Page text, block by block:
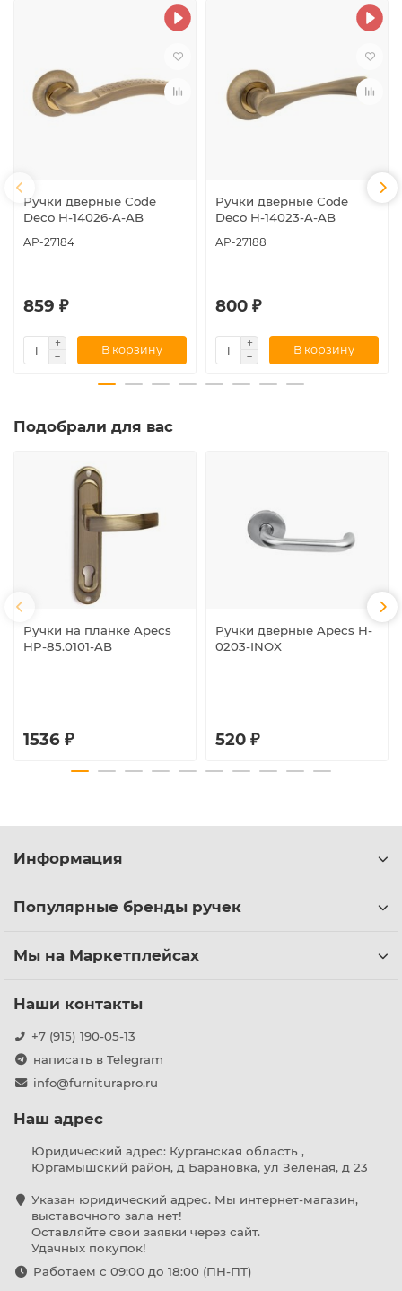
Ручки дверные Code
Deco H-14026-A-AB
AP-27184
859 ₽
В корзину
Ручки дверные Code
Deco H-14023-A-AB
AP-27188
800 ₽
В корзину
Подобрали для вас
Ручки на планке Apecs
HP-85.0101-AB
1536 ₽
Ручки дверные Apecs H-
0203-INOX
520 ₽
Информация
Популярные бренды ручек
Мы на Маркетплейсах
Наши контакты
+7 (915) 190-05-13
написать в Telegram
info@furniturapro.ru
Наш адрес
Юридический адрес: Курганская область ,
Юргамышский район, д Барановка, ул Зелёная, д 23
Указан юридический адрес. Мы интернет-магазин,
выставочного зала нет!
Оставляйте свои заявки через сайт.
Удачных покупок!
Работаем с 09:00 до 18:00 (ПН-ПТ)